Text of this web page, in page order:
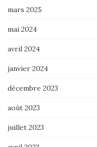
mars 2025
mai 2024
avril 2024
janvier 2024
décembre 2023
août 2023
juillet 2023